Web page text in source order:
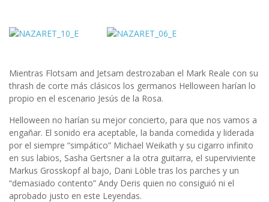
Mientras Flotsam and Jetsam destrozaban el Mark Reale con su
thrash de corte más clásicos los germanos Helloween harían lo
propio en el escenario Jesús de la Rosa.
Helloween no harían su mejor concierto, para que nos vamos a
engañar. El sonido era aceptable, la banda comedida y liderada
por el siempre “simpático” Michael Weikath y su cigarro infinito
en sus labios, Sasha Gertsner a la otra guitarra, el superviviente
Markus Grosskopf al bajo, Dani Löble tras los parches y un
“demasiado contento” Andy Deris quien no consiguió ni el
aprobado justo en este Leyendas.